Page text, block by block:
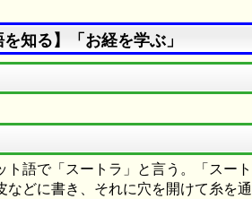
を知る】「お経を学ぶ」
ト語で「スートラ」と言う。「スー
などに書き、それに穴を開けて糸を